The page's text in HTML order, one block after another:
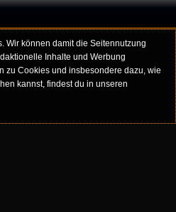
Wir können damit die Seitennutzung
Inhalte und Werbung
zu Cookies und insbesondere dazu, wie
kannst, findest du in unseren